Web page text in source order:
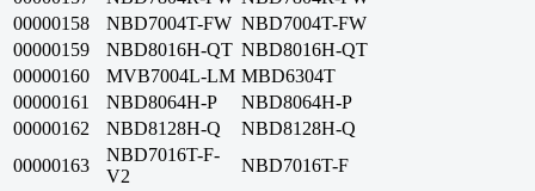
00000158
NBD7004T-FW NBD7004T-FW
00000159
NBD8016H-QT NBD8016H-QT
00000160
MVB7004L-LM MBD6304T
00000161
NBD8064H-P
NBD8064H-P
00000162
NBD8128H-Q
NBD8128H-Q
00000163
NBD7016T-F-
V2
NBD7016T-F